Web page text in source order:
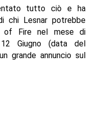
tutto ciò e ha
chi Lesnar potrebbe
of Fire nel mese di
Giugno (data del
grande annuncio sul